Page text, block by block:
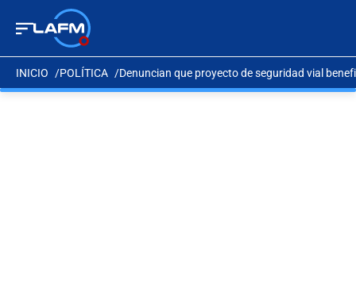
INICIO POLÍTICA Denuncian que proyecto de seguridad vial